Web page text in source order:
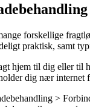
forskellige
praktisk, samt
hjem til dig eller til
dig nær internet
>